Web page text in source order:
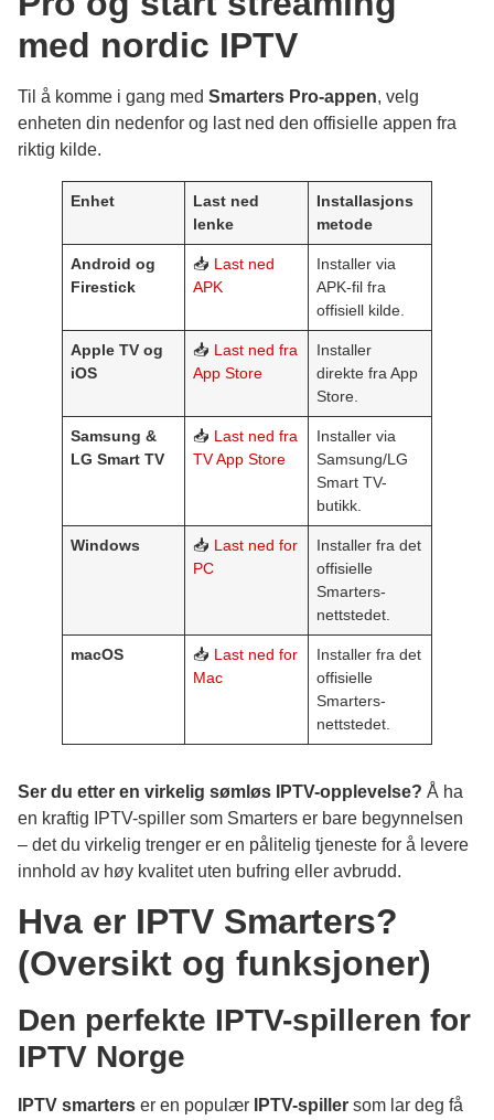
med nordic IPTV
Til å komme i gang med Smarters Pro-appen, velg
enheten din nedenfor og last ned den offisielle appen fra
riktig kilde.
Enhet
Last ned
lenke
Installasjons
metode
Android og
Firestick
📥 Last ned
APK
Installer via
APK-fil fra
offisiell kilde.
Apple TV og
iOS
📥 Last ned fra
App Store
Installer
direkte fra App
Store.
Samsung &
LG Smart TV
📥 Last ned fra
TV App Store
Installer via
Samsung/LG
Smart TV-
butikk.
Windows 📥 Last ned for
PC
Installer fra det
offisielle
Smarters-
nettstedet.
macOS 📥 Last ned for
Mac
Installer fra det
offisielle
Smarters-
nettstedet.
Ser du etter en virkelig sømløs IPTV-opplevelse? Å ha
en kraftig IPTV-spiller som Smarters er bare begynnelsen
– det du virkelig trenger er en pålitelig tjeneste for å levere
innhold av høy kvalitet uten bufring eller avbrudd.
Hva er IPTV Smarters?
(Oversikt og funksjoner)
Den perfekte IPTV-spilleren for
IPTV Norge
IPTV smarters er en populær IPTV-spiller som lar deg få